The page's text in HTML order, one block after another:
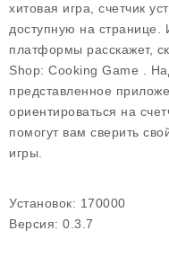
хитовая игра, счетчик
доступную на странице.
платформы расскажет,
Shop: Cooking Game .
представленное
ориентироваться на
помогут вам сверить
игры.
Установок: 170000
Версия: 0.3.7